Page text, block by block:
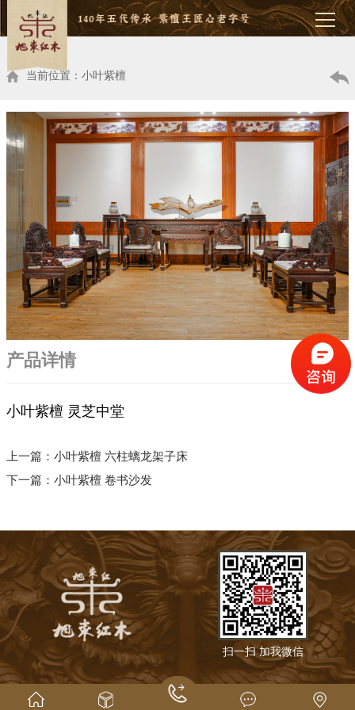
当前位置：小叶紫檀
产品详情
小叶紫檀 灵芝中堂
上一篇： 小叶紫檀 六柱螭龙架子床
下一篇： 小叶紫檀 卷书沙发
扫一扫 加我微信